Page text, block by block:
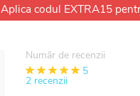
Aplica codul EXTRA15
Număr de recenzii
1 2 3 4 5
5
2 recenzii